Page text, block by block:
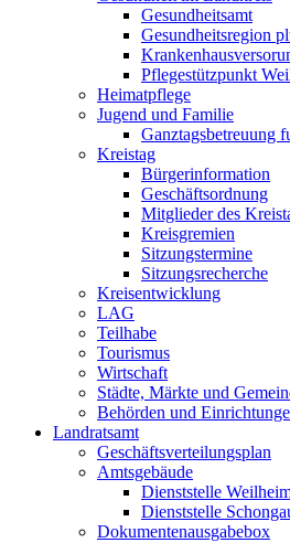
Gesundheitsamt
Gesundheitsregion
Pflegestützpunkt
Heimatpflege
Jugend und Familie
Ganztagsbetreuung
Kreistag
Bürgerinformation
Geschäftsordnung
Mitglieder des
Kreisgremien
Sitzungstermine
Sitzungsrecherche
Kreisentwicklung
LAG
Teilhabe
Tourismus
Wirtschaft
Städte, Märkte und
Behörden und
Landratsamt
Geschäftsverteilungsplan
Amtsgebäude
Dienststelle
Dienststelle
Dokumentenausgabebox